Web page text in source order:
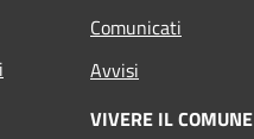
Comunicati
Avvisi
VIVERE IL COMUNE